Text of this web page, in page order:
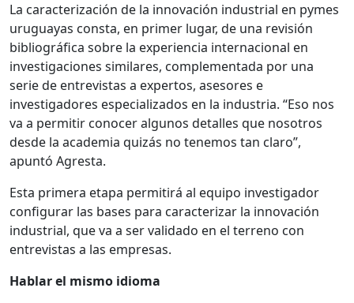
La caracterización de la innovación industrial en pymes
uruguayas consta, en primer lugar, de una revisión
bibliográfica sobre la experiencia internacional en
investigaciones similares, complementada por una
serie de entrevistas a expertos, asesores e
investigadores especializados en la industria. “Eso nos
va a permitir conocer algunos detalles que nosotros
desde la academia quizás no tenemos tan claro”,
apuntó Agresta.
Esta primera etapa permitirá al equipo investigador
configurar las bases para caracterizar la innovación
industrial, que va a ser validado en el terreno con
entrevistas a las empresas.
Hablar el mismo idioma